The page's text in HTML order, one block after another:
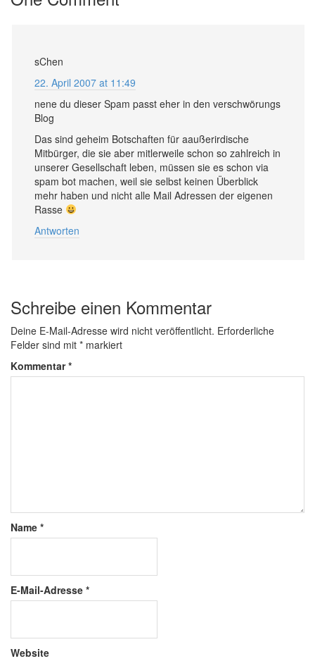
sChen
22. April 2007 at 11:49
nene du dieser Spam passt eher in den verschwörungs
Blog
Das sind geheim Botschaften für aaußerirdische
Mitbürger, die sie aber mitlerweile schon so zahlreich in
unserer Gesellschaft leben, müssen sie es schon via
spam bot machen, weil sie selbst keinen Überblick
mehr haben und nicht alle Mail Adressen der eigenen
Rasse
Antworten
Schreibe einen Kommentar
Deine E-Mail-Adresse wird nicht veröffentlicht. Erforderliche
Felder sind mit * markiert
Kommentar*
Name *
E-Mail-Adresse *
Website